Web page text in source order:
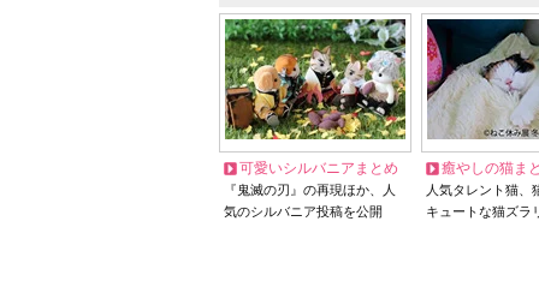
可愛いシルバニアまとめ
『鬼滅の刃』の再現ほか、人
気のシルバニア投稿を公開
癒やしの猫ま
人気タレント猫
キュートな猫ズラ